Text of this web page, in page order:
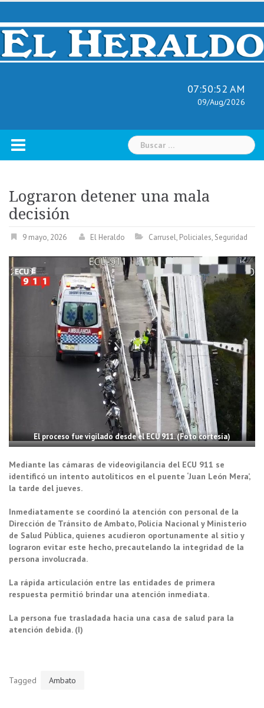
Skip
content
07:50:53 AM
09/Aug/2026
Buscar:
Lograron detener una mala
decisión
9 mayo, 2026 El Heraldo Carrusel, Policiales, Seguridad
El proceso fue vigilado desde el ECU 911. (Foto cortesía)
Mediante las cámaras de videovigilancia del ECU 911 se
identificó un intento autolíticos en el puente ‘Juan León Mera’,
la tarde del jueves.
Inmediatamente se coordinó la atención con personal de la
Dirección de Tránsito de Ambato, Policía Nacional y Ministerio
de Salud Pública, quienes acudieron oportunamente al sitio y
lograron evitar este hecho, precautelando la integridad de la
persona involucrada.
La rápida articulación entre las entidades de primera
respuesta permitió brindar una atención inmediata.
La persona fue trasladada hacia una casa de salud para la
atención debida. (I)
Tagged Ambato